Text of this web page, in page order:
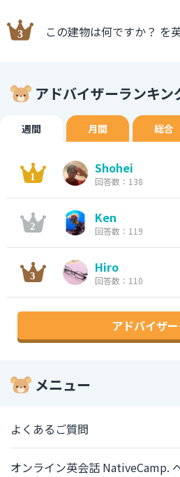
この建物は何ですか？ を
アドバイザーランキン
週間 月間 総合
Shohei
回答数：138
Ken
回答数：119
Hiro
回答数：110
アドバイザ
メニュー
よくあるご質問
オンライン英会話 NativeCamp.